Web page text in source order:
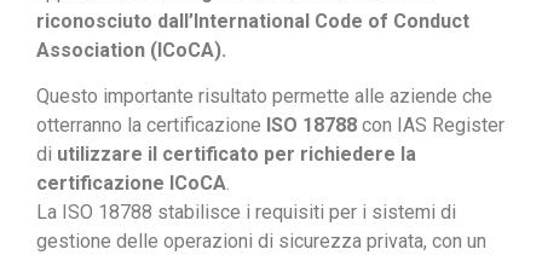
riconosciuto dall’International Code of Conduct
Association (ICoCA).
Questo importante risultato permette alle aziende che
otterranno la certificazione ISO 18788 con IAS Register
di utilizzare il certificato per richiedere la
certificazione ICoCA.
La ISO 18788 stabilisce i requisiti per i sistemi di
gestione delle operazioni di sicurezza privata, con un